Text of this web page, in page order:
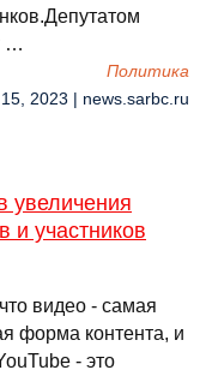
…
Политика
2023 | news.sarbc.ru
увеличения
и участников
видео - самая
форма контента, и
- это